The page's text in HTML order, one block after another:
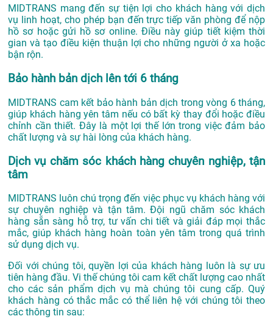
MIDTRANS mang đến sự tiện lợi cho khách hàng với dịch
vụ linh hoạt, cho phép bạn đến trực tiếp văn phòng để nộp
hồ sơ hoặc gửi hồ sơ online. Điều này giúp tiết kiệm thời
gian và tạo điều kiện thuận lợi cho những người ở xa hoặc
bận rộn.
Bảo hành bản dịch lên tới 6 tháng
MIDTRANS cam kết bảo hành bản dịch trong vòng 6 tháng,
giúp khách hàng yên tâm nếu có bất kỳ thay đổi hoặc điều
chỉnh cần thiết. Đây là một lợi thế lớn trong việc đảm bảo
chất lượng và sự hài lòng của khách hàng.
Dịch vụ chăm sóc khách hàng chuyên nghiệp, tận
tâm
MIDTRANS luôn chú trọng đến việc phục vụ khách hàng với
sự chuyên nghiệp và tận tâm. Đội ngũ chăm sóc khách
hàng sẵn sàng hỗ trợ, tư vấn chi tiết và giải đáp mọi thắc
mắc, giúp khách hàng hoàn toàn yên tâm trong quá trình
sử dụng dịch vụ.
Đối với chúng tôi, quyền lợi của khách hàng luôn là sự ưu
tiên hàng đầu. Vi thế chúng tôi cam kết chất lượng cao nhất
cho các sản phẩm dịch vụ mà chúng tôi cung cấp. Quý
khách hàng có thắc mắc có thể liên hệ với chúng tôi theo
các thông tin sau: